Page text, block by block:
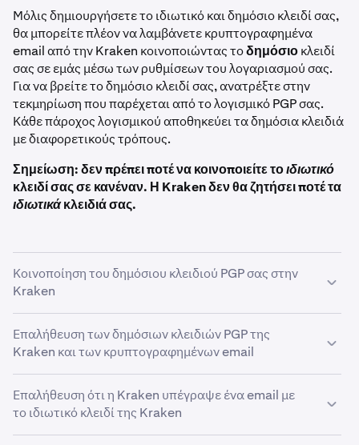
Μόλις δημιουργήσετε το ιδιωτικό και δημόσιο κλειδί σας,
θα μπορείτε πλέον να λαμβάνετε κρυπτογραφημένα
email από την Kraken κοινοποιώντας τοδημόσιοκλειδί
σας σε εμάς μέσω των ρυθμίσεων του λογαριασμού σας.
Για να βρείτε το δημόσιο κλειδί σας, ανατρέξτε στην
τεκμηρίωση που παρέχεται από το λογισμικό PGP σας.
Κάθε πάροχος λογισμικού αποθηκεύει τα δημόσια κλειδιά
με διαφορετικούς τρόπους.
Σημείωση: δεν πρέπει ποτέ να κοινοποιείτε τοιδιωτικό
κλειδί σας σε κανέναν. Η Kraken δεν θα ζητήσει ποτέ τα
ιδιωτικάκλειδιά σας.
Κοινοποίηση του δημόσιου κλειδιού PGP σας στην
Kraken
1 Συνδεθείτεστον λογαριασμό σας στην Kraken.
Λογαριασμός.
Κυλήστε προς τα κάτω μέχρι να δείτε την ενότητα
Επαλήθευση των δημόσιων κλειδιών PGP της
Kraken και των κρυπτογραφημένων email
Για αρχή, σημειώστε ότι υπάρχει διαφορά μεταξύ των
email που φέρουν την ψηφιακή υπογραφή της Kraken και
των email που είναι κρυπτογραφημένα με το προσωπικό
Επαλήθευση ότι η Kraken υπέγραψε ένα email με
το ιδιωτικό κλειδί της Kraken